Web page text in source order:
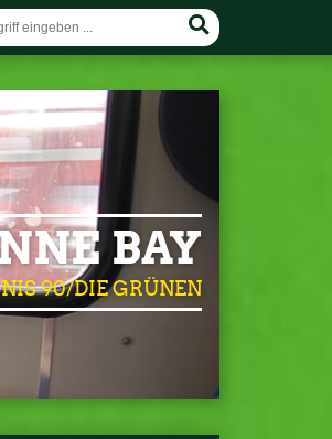
BAY
90/DIE GRÜNEN